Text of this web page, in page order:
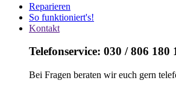
Reparieren
So funktioniert's!
Kontakt
Telefonservice: 030 / 806 180
Bei Fragen beraten wir euch gern